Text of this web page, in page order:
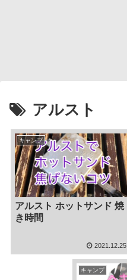
アルスト
キャンプ
アルスト ホットサンド 焼
き時間
2021.12.25
キャンプ